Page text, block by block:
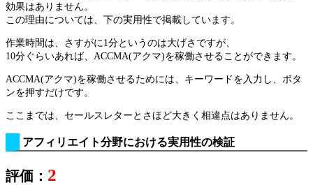
効果はありません。
この理由については、下の実用性で掲載しています。
作業時間は、さすがに1分というのは大げさですが、
10分ぐらいあれば、ACCMA(アクマ)を稼働させることができます。
ACCMA(アクマ)を稼働させるためには、キーワードを入力し、ボタ
ンを押すだけです。
ここまでは、セールスレターとさほど大きく相違点はありません。
アフィリエイト分野における実用性の検証
評価： 2